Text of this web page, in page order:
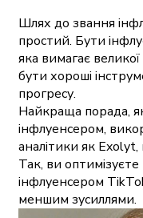
Шлях до звання
простий. Бути
яка вимагає
бути хороші
прогресу.
Найкраща порада,
інфлуенсером,
аналітики як
Так, ви
інфлуенсером
меншим зусиллями.